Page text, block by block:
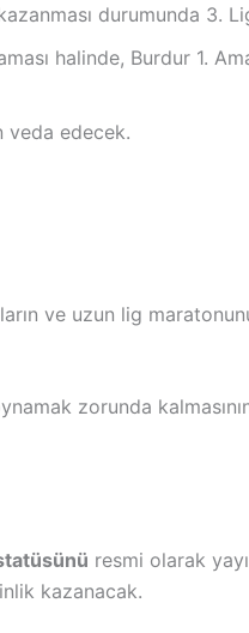
durumunda 3.
halinde, Burdur 1.
veda edecek.
ve uzun lig
zorunda
resmi olarak
kazanacak.